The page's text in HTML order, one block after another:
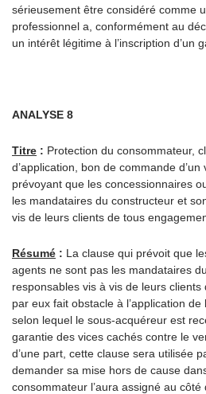
sérieusement être considéré comme
professionnel a, conformément au
un intérêt légitime à l’inscription d’un
ANALYSE 8
Titre : Protection du consommateur,
d’application, bon de commande
prévoyant que les concessionnaires
les mandataires du constructeur et
vis de leurs clients de tous
Résumé : La clause qui prévoit que
agents ne sont pas les mandataires
responsables vis à vis de leurs
par eux fait obstacle à l’application de
selon lequel le sous-acquéreur est
garantie des vices cachés contre le
d’une part, cette clause sera utilisée
demander sa mise hors de cause
consommateur l’aura assigné au